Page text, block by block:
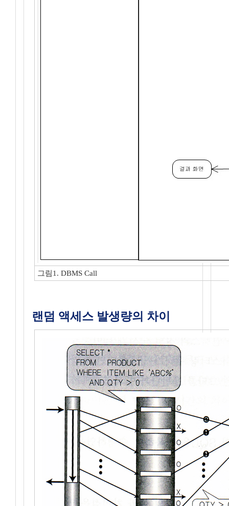
그림1. DBMS Call
랜덤 액세스 발생량의 차이